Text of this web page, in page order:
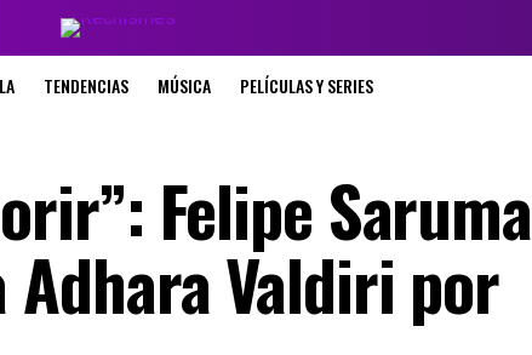
TENDENCIAS MÚSICA PELÍCULAS Y SERIES
Felipe Saruma
Adhara Valdiri por